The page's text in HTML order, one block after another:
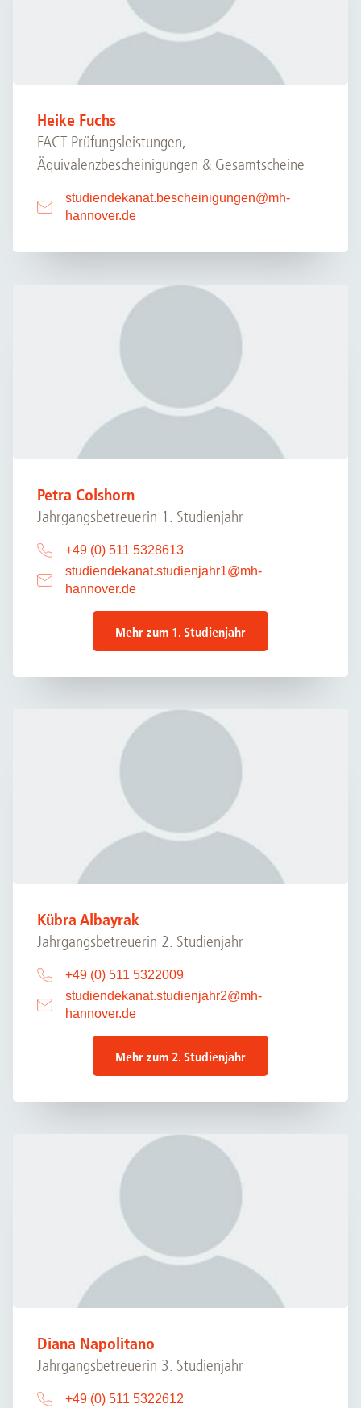
Heike Fuchs
FACT-Prüfungsleistungen,
Äquivalenzbescheinigungen & Gesamtscheine
studiendekanat.bescheinigungen@mh-
hannover.de
Petra Colshorn
Jahrgangsbetreuerin 1. Studienjahr
+49 (0) 511 5328613
studiendekanat.studienjahr1@mh-
hannover.de
Mehr zum 1. Studienjahr
Kübra Albayrak
Jahrgangsbetreuerin 2. Studienjahr
+49 (0) 511 5322009
studiendekanat.studienjahr2@mh-
hannover.de
Mehr zum 2. Studienjahr
Diana Napolitano
Jahrgangsbetreuerin 3. Studienjahr
+49 (0) 511 5322612